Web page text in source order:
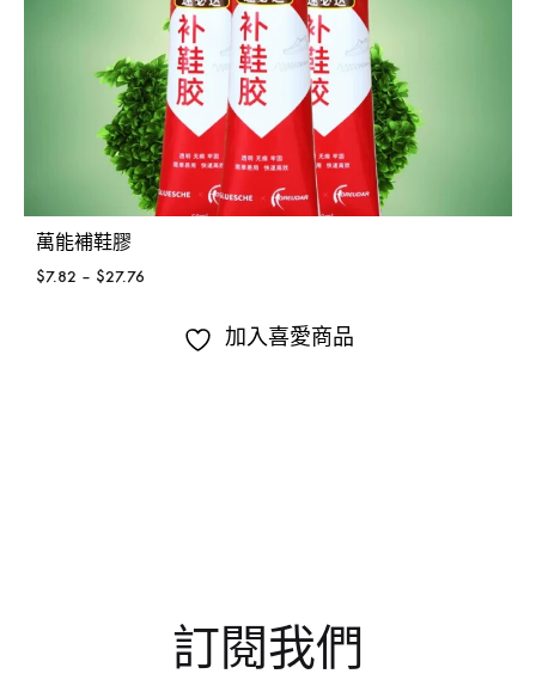
萬能補鞋膠
$7.82 – $27.76
加入喜愛商品
訂閱我們